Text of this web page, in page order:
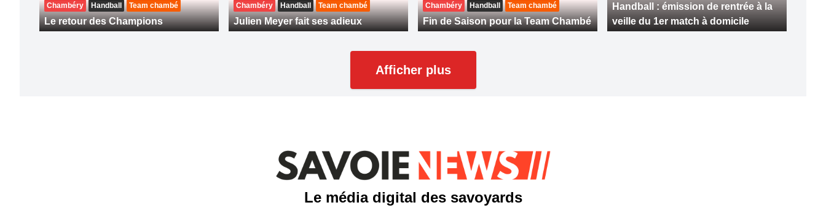
Chambéry Handball Team chambé
Le retour des Champions
Chambéry Handball Team chambé
Julien Meyer fait ses adieux
Chambéry Handball Team chambé
Fin de Saison pour la Team Chambé
Handball : émission de rentrée à la
veille du 1er match à domicile
Afficher plus
Le média digital des savoyards